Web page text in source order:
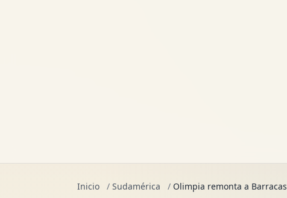
Inicio / Sudamérica / Olimpia remonta a